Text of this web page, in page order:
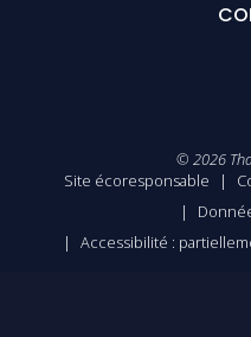
© 2026
Site écoresponsable
Accessibilité :